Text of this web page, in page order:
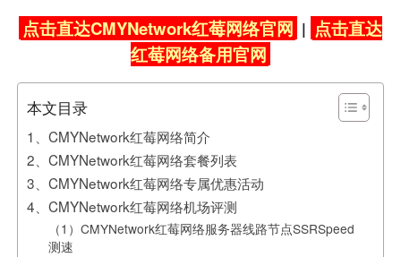
点击直达CMYNetwork红莓网络官网 | 点击直达
红莓网络备用官网
本文目录
1、CMYNetwork红莓网络简介
2、CMYNetwork红莓网络套餐列表
3、CMYNetwork红莓网络专属优惠活动
4、CMYNetwork红莓网络机场评测
（1）CMYNetwork红莓网络服务器线路节点SSRSpeed
测速